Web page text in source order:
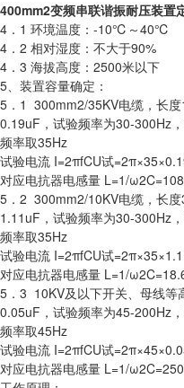
400mm2变频串联谐振耐压装置
4．1 环境温度：-10℃～40℃
4．2 相对湿度：不大于90%
4．3 海拔高度：2500米以下
5、装置容量确定：
5．1 300mm2/35KV电缆，长
0.19uF，试验频率为30-300Hz，
频率取35Hz
试验电流 I=2πfCU试
对应电抗器电感量 L=1/
5．2 300mm2/10KV电缆，长
1.11uF，试验频率为30-300Hz，
频率取35Hz
试验电流 I=2πfCU试
对应电抗器电感量 L=1/
5．3 10KV及以下开关、母线等
0.05uF，试验频率为45-200Hz，
频率取45Hz
试验电流 I=2πfCU试
对应电抗器电感量 L=1/